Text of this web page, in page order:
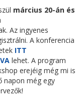
március 20-án és
Az ingyenes
A konferencia
ITT
lehet. A program
erejéig még mi is
napon még egy